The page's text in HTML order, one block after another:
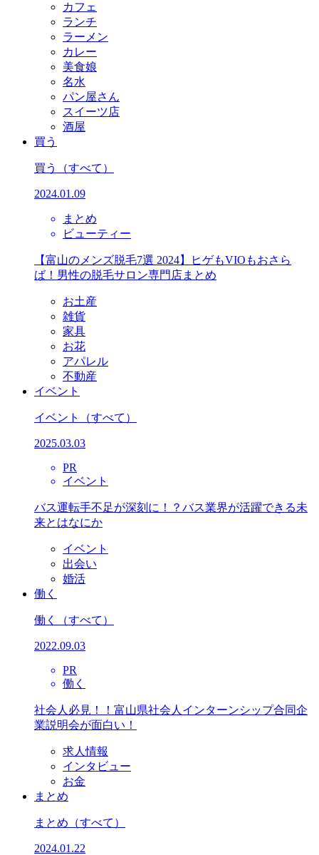
カフェ
ランチ
ラーメン
カレー
美食娘
名水
パン屋さん
スイーツ店
酒屋
買う
買う （すべて）
2024.01.09
まとめ
ビューティー
【富山のメンズ脱毛7選 2024】ヒゲもVIOもおさら
ば！男性の脱毛サロン専門店まとめ
お土産
雑貨
家具
お花
アパレル
不動産
イベント
イベント （すべて）
2025.03.03
PR
イベント
バス運転手不足が深刻に！？バス業界が活躍できる未
来とはなにか
イベント
出会い
婚活
働く
働く （すべて）
2022.09.03
PR
働く
社会人必見！！富山県社会人インターンシップ合同企
業説明会が面白い！
求人情報
インタビュー
お金
まとめ
まとめ （すべて）
2024.01.22